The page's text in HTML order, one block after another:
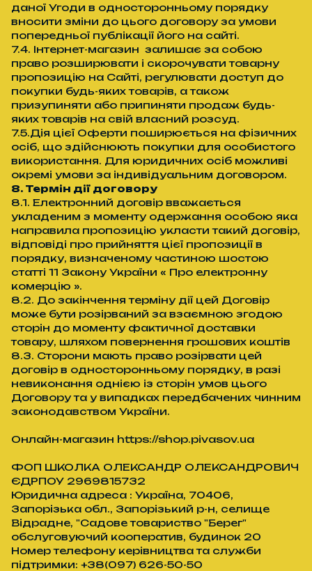
даної Угоди в односторонньому порядку
вносити зміни до цього договору за умови
попередньої публікації його на сайті.
7.4. Інтернет-магазин залишає за собою
право розширювати і скорочувати товарну
пропозицію на Сайті, регулювати доступ до
покупки будь-яких товарів, а також
призупиняти або припиняти продаж будь-
яких товарів на свій власний розсуд.
7.5.Дія цієї Оферти поширюється на фізичних
осіб, що здійснюють покупки для особистого
використання. Для юридичних осіб можливі
окремі умови за індивідуальним договором.
8. Термін дії договору
8.1. Електронний договір вважається
укладеним з моменту одержання особою яка
направила пропозицію укласти такий договір,
відповіді про прийняття цієї пропозиції в
порядку, визначеному частиною шостою
статті 11 Закону України « Про електронну
комерцію ».
8.2. До закінчення терміну дії цей Договір
може бути розірваний за взаємною згодою
сторін до моменту фактичної доставки
товару, шляхом повернення грошових коштів
8.3. Сторони мають право розірвати цей
договір в односторонньому порядку, в разі
невиконання однією із сторін умов цього
Договору та у випадках передбачених чинним
законодавством України.
Онлайн-магазин https://shop.pivasov.ua
ФОП ШКОЛКА ОЛЕКСАНДР ОЛЕКСАНДРОВИЧ
ЄДРПОУ 2969815732
Юридична адреса : Україна, 70406,
Запорізька обл., Запорізький р-н, селище
Відрадне, "Садове товариство "Берег"
обслуговуючий кооператив, будинок 20
Номер телефону керівництва та служби
підтримки: +38(097) 626-50-50